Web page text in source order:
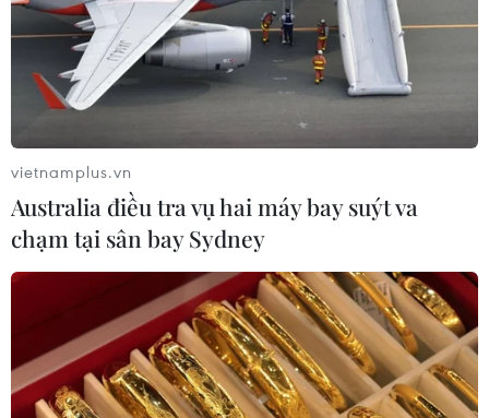
66 đoàn võ thuật lần đầu tiên
hội tụ tại Festival Võ thuật quốc tế Hà
Nội 2026
Phim Việt tham dự Liên hoan phim
ASEAN 2026 tại Hong Kong
07/08/2026 15:44
Khai mạc Lễ hội Việt Nam - Hàn
Quốc 2026 rực rỡ sắc màu văn hóa
07/08/2026 15:03
vietnamplus.vn
Australia điều tra vụ hai máy bay suýt va
chạm tại sân bay Sydney